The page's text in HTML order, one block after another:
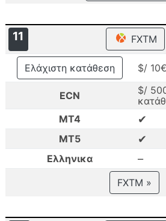
11 FXTM
Ελάχιστη κατάθεση $/ 10€
ECN
$/
MT4
✔
MT5 ✔
Ελληνικα –
FXTM »